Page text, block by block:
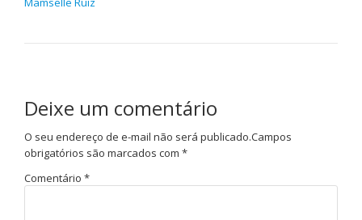
Deixe um comentário
O seu endereço de e-mail não será publicado.Campos
obrigatórios são marcados com *
Comentário *